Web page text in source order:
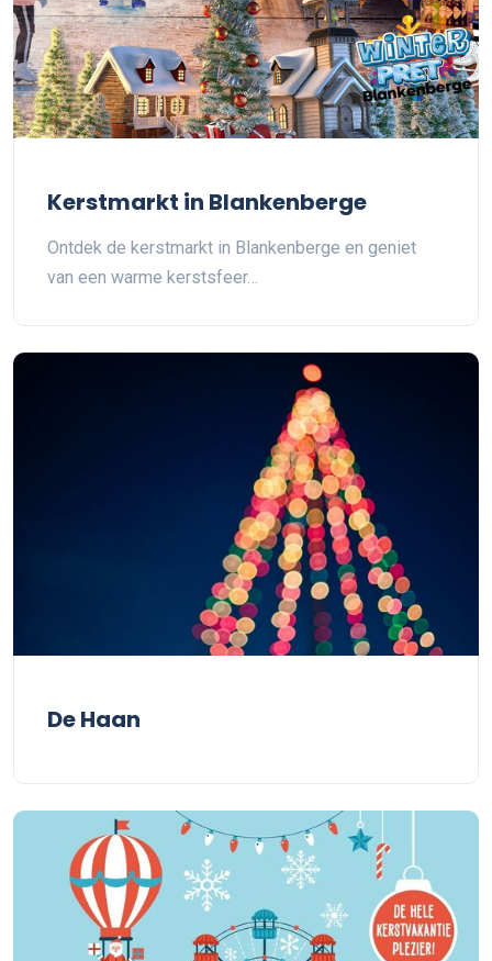
Kerstmarkt in Blankenberge
Ontdek de kerstmarkt in Blankenberge en geniet
van een warme kerstsfeer…
De Haan